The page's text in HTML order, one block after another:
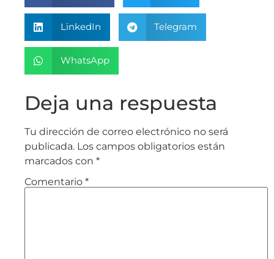
LinkedIn Telegram
WhatsApp
Deja una respuesta
Tu dirección de correo electrónico no será
publicada. Los campos obligatorios están
marcados con *
Comentario *